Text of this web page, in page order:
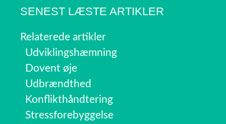
SENEST LÆSTE ARTIKLER
Relaterede artikler
Udviklingshæmning
Dovent øje
Udbrændthed
Konflikthåndtering
Stressforebyggelse